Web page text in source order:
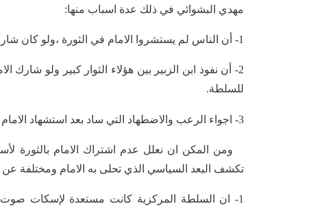
مهدي البشوائي في ذلك عدة اسباب منها:
1- أن الناس لم يستشروا الامام في الثورة ،ولو كان شارك فيها لكان قتل هو بقية انصاره .
2- أن نفوذ ابن الزبير بين هؤلاء الثوار كبير ولو شارك
للسلطة.
3- اجواء الرعب والاضطهاد التي ساد بعد استشهاد الامام الحسين(عليه السلام )(
ومن المكن ان نعلل عدم اشتراك الامام بالثورة
تكشف البعد السياسي الذي تحلى به الامام ومختلفة عن
1- ان السلطة المركزية كانت مستعدة لإسكات